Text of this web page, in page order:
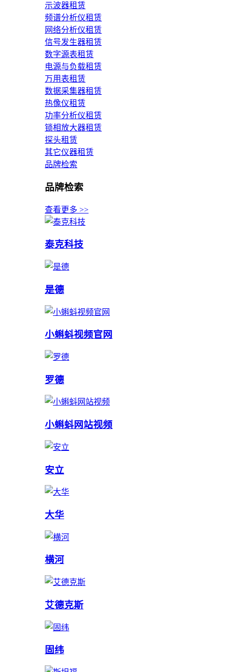
示波器租赁
频谱分析仪租赁
网络分析仪租赁
信号发生器租赁
数字源表租赁
电源与负载租赁
万用表租赁
数据采集器租赁
热像仪租赁
功率分析仪租赁
锁相放大器租赁
探头租赁
其它仪器租赁
品牌检索
品牌检索
查看更多 >>
泰克科技
是德
小蝌蚪视频官网
罗德
小蝌蚪网站视频
安立
大华
横河
艾德克斯
固纬